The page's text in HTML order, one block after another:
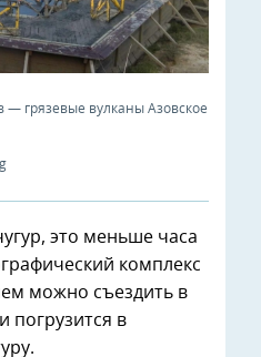
— грязевые вулканы Азовское
это меньше часа
комплекс
можно съездить в
погрузится в